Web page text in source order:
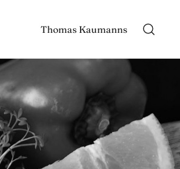
Thomas Kaumanns